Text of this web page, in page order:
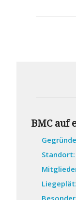
BMC auf
Standort: